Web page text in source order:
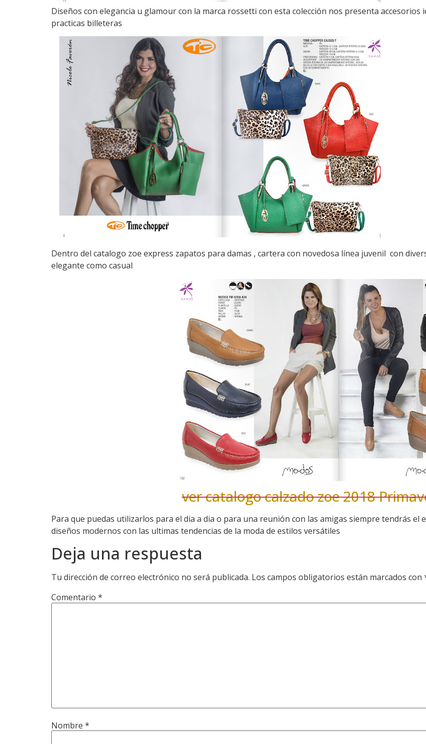
Diseños con elegancia u glamour con la marca rossetti con esta colección nos presenta
practicas billeteras
Dentro del catalogo zoe express zapatos para damas , cartera con novedosa línea juvenil con
elegante como casual
ver catalogo calzado zoe 2018
Para que puedas utilizarlos para el dia a dia o para una reunión con las amigas siempre tendrás el
diseños modernos con las ultimas tendencias de la moda de estilos versátiles
Deja una respuesta
Tu dirección de correo electrónico no será publicada. Los campos obligatorios están marcados con
Comentario *
Nombre *